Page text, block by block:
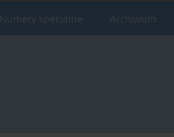
Numery specjalne Archiwum